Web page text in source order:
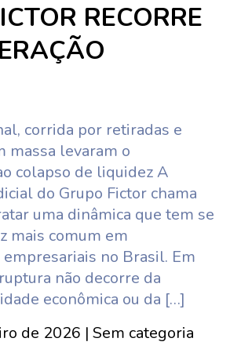
RECORRE
corrida por retiradas e
massa levaram o
colapso de liquidez A
do Grupo Fictor chama
uma dinâmica que tem se
mais comum em
no Brasil. Em
não decorre da
econômica ou da […]
de 2026 | Sem categoria